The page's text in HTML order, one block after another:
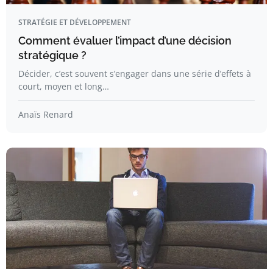
STRATÉGIE ET DÉVELOPPEMENT
Comment évaluer l’impact d’une décision
stratégique ?
Décider, c’est souvent s’engager dans une série d’effets à
court, moyen et long…
Anaïs Renard